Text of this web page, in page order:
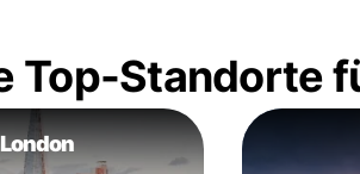
Top-Standorte
London